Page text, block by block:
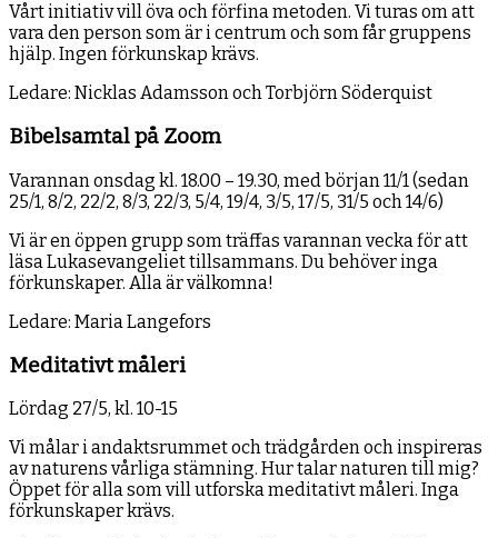
Vårt initiativ vill öva och förfina metoden. Vi turas om att
vara den person som är i centrum och som får gruppens
hjälp. Ingen förkunskap krävs.
Ledare: Nicklas Adamsson och Torbjörn Söderquist
Bibelsamtal på Zoom
Varannan onsdag kl. 18.00 – 19.30, med början 11/1 (sedan
25/1, 8/2, 22/2, 8/3, 22/3, 5/4, 19/4, 3/5, 17/5, 31/5 och 14/6)
Vi är en öppen grupp som träffas varannan vecka för att
läsa Lukasevangeliet tillsammans. Du behöver inga
förkunskaper. Alla är välkomna!
Ledare: Maria Langefors
Meditativt måleri
Lördag 27/5, kl. 10-15
Vi målar i andaktsrummet och trädgården och inspireras
av naturens vårliga stämning. Hur talar naturen till mig?
Öppet för alla som vill utforska meditativt måleri. Inga
förkunskaper krävs.